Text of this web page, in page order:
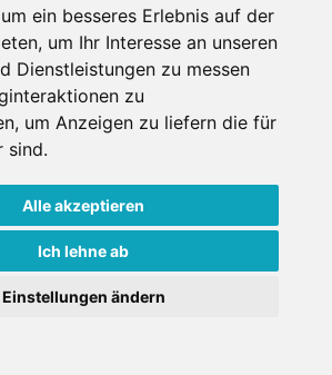
um ein besseres Erlebnis auf der
, um Ihr Interesse an unseren
Dienstleistungen zu messen
zu
, um Anzeigen zu liefern die für
sind.
Alle akzeptieren
Ich lehne ab
Einstellungen ändern
GmbH 2026